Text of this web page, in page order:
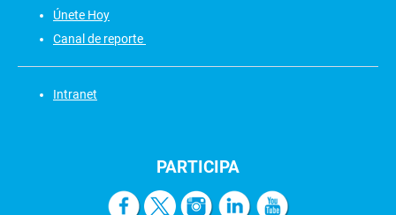
Únete Hoy
Canal de reporte
Intranet
PARTICIPA